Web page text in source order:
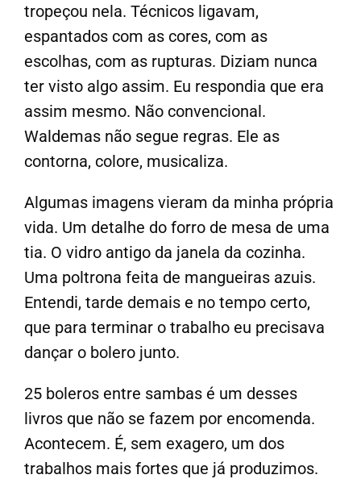
tropeçou nela. Técnicos ligavam,
espantados com as cores, com as
escolhas, com as rupturas. Diziam nunca
ter visto algo assim. Eu respondia que era
assim mesmo. Não convencional.
Waldemas não segue regras. Ele as
contorna, colore, musicaliza.
Algumas imagens vieram da minha própria
vida. Um detalhe do forro de mesa de uma
tia. O vidro antigo da janela da cozinha.
Uma poltrona feita de mangueiras azuis.
Entendi, tarde demais e no tempo certo,
que para terminar o trabalho eu precisava
dançar o bolero junto.
25 boleros entre sambas é um desses
livros que não se fazem por encomenda.
Acontecem. É, sem exagero, um dos
trabalhos mais fortes que já produzimos.